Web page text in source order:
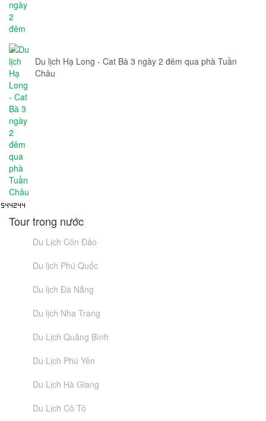
Du lịch Hạ Long - Cat Bà 3 ngày 2 đêm qua phà Tuần
Châu
Tour trong nước
Du Lịch Côn Đảo
Du lịch Phú Quốc
Du lịch Đà Nẵng
Du lịch Nha Trang
Du Lịch Quảng Bình
Du Lịch Phú Yên
Du Lịch Hà Giang
Du Lịch Cô Tô